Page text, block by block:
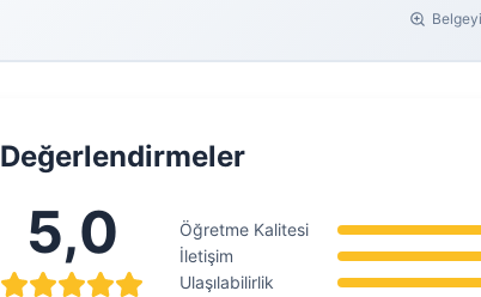
Değerlendirmeler
5,0 Öğretme Kalitesi
İletişim
Ulaşılabilirlik